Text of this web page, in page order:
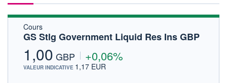
Cours
GS Stlg Government Liquid Res Ins GBP
1,00 GBP +0,06%
VALEUR INDICATIVE 1,17 EUR